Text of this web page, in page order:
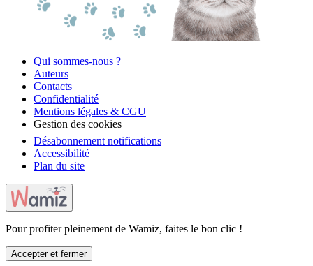
Qui sommes-nous ?
Auteurs
Contacts
Confidentialité
Mentions légales & CGU
Gestion des cookies
Désabonnement notifications
Accessibilité
Plan du site
Pour profiter pleinement de Wamiz, faites le bon clic !
Accepter et fermer